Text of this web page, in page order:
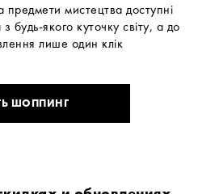
предмети мистецтва доступні
будь-якого куточку світу, а до
лише один клік
ШОППИНГ